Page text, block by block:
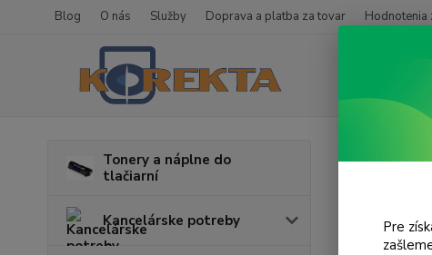
Blog O nás Služby Doprava a platba za tovar Hodnotenia
Tonery a náplne do
tlačiarní
Kancelárske potreby
Pre